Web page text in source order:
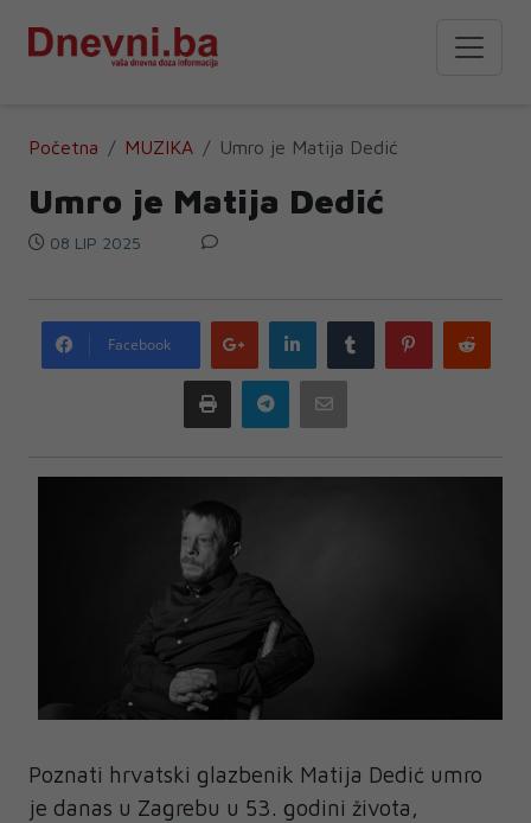
Početna MUZIKA Umro je Matija Dedić
Umro je Matija Dedić
08 LIP 2025
Facebook
Google
plus
LinkedIn Tumblr Pinterest
Print Telegram
Poznati hrvatski glazbenik Matija Dedić umro
je danas u Zagrebu u 53. godini života,